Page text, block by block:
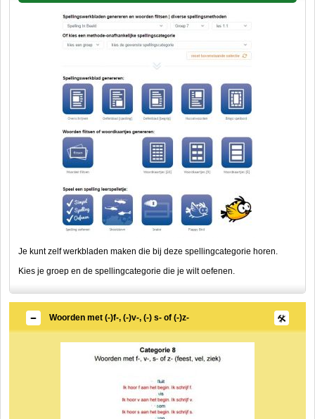
Je kunt zelf werkbladen maken die bij deze spellingcategorie horen.
Kies je groep en de spellingcategorie die je wilt oefenen.
Woorden met (-)f-, (-)v-, (-) s- of (-)z-